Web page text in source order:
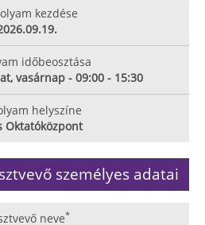
kezdése
időbeosztása
vasárnap - 09:00 - 15:30
helyszíne
Oktatóközpont
személyes adatai
neve*